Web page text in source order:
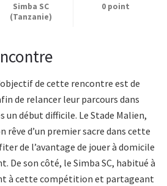
Simba SC
(Tanzanie)
0 point
de cette rencontre est de
de relancer leur parcours dans
début difficile. Le Stade Malien,
rêve d’un premier sacre dans cette
de l’avantage de jouer à domicile
De son côté, le Simba SC, habitué à
à cette compétition et partageant